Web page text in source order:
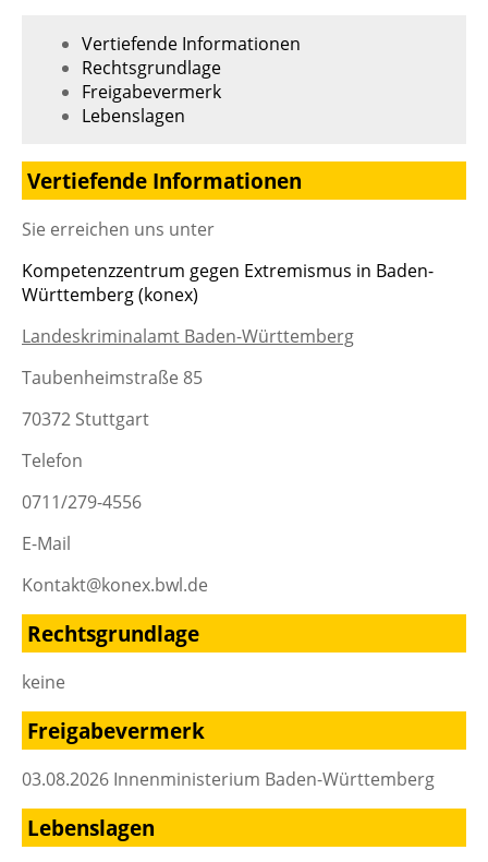
Vertiefende Informationen
Rechtsgrundlage
Freigabevermerk
Lebenslagen
Vertiefende Informationen
Sie erreichen uns unter
Kompetenzzentrum gegen Extremismus in Baden-
Württemberg (konex)
Landeskriminalamt Baden-Württemberg
Taubenheimstraße 85
70372 Stuttgart
Telefon
0711/279-4556
E-Mail
Kontakt@konex.bwl.de
Rechtsgrundlage
keine
Freigabevermerk
03.08.2026 Innenministerium Baden-Württemberg
Lebenslagen